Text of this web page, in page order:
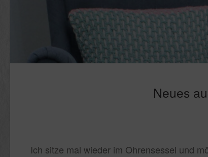
Neues
Ich sitze mal wieder im Ohrensessel und